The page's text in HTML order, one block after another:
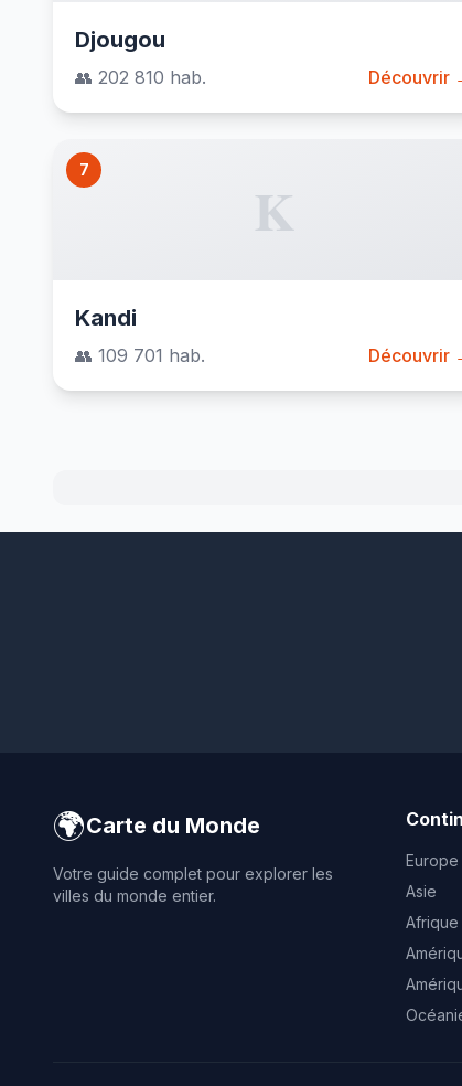
Djougou
👥 202 810 hab. Découvrir
7
K
Kandi
👥 109 701 hab. Découvrir
🌍Carte du Monde
Votre guide complet pour explorer les
villes du monde entier.
Europe
Asie
Afrique